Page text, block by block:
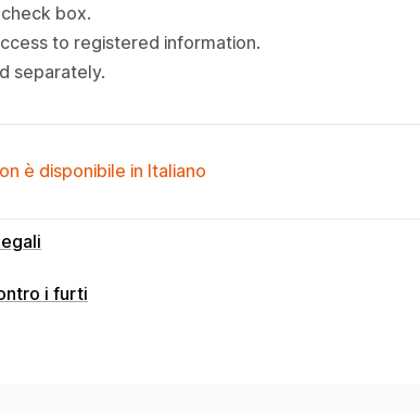
box.
to registered information.
separately.
è disponibile in Italiano
i furti